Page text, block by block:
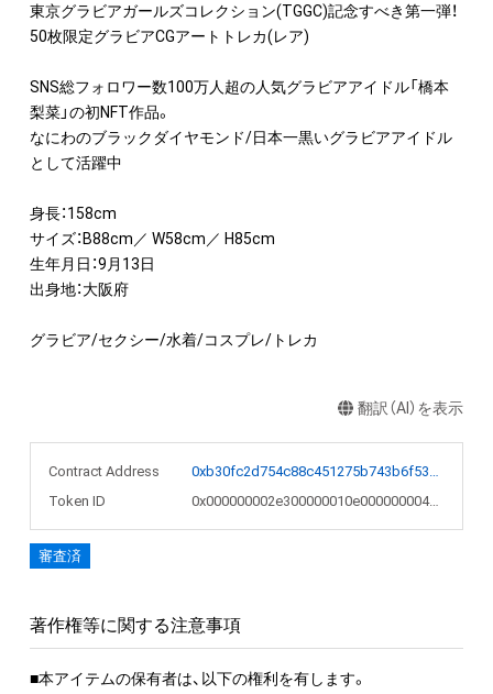
東京グラビアガールズコレクション(TGGC)記念すべき第一弾！
50枚限定グラビアCGアートトレカ(レア)
SNS総フォロワー数100万人超の人気グラビアアイドル「橋本
梨菜」の初NFT作品。
なにわのブラックダイヤモンド/日本一黒いグラビアアイドル
として活躍中
身長：158cm
サイズ：B88cm／ W58cm／ H85cm
生年月日：9月13日
出身地：大阪府
グラビア/セクシー/水着/コスプレ/トレカ
翻訳（AI）を表示
Contract Address
0xb30fc2d754c88c451275b743b6f530f19f643683
Token ID
0x000000002e300000010e0000000040bc
審査済
著作権等に関する注意事項
■本アイテムの保有者は、以下の権利を有します。